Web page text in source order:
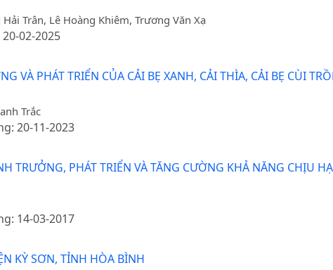
Trân, Lê Hoàng Khiêm, Trương Văn Xạ
02-2025
VÀ PHÁT TRIỂN CỦA CẢI BẸ XANH, CẢI THÌA, CẢI BẸ CÙI
Trắc
20-11-2023
TRƯỞNG, PHÁT TRIỂN VÀ TĂNG CƯỜNG KHẢ NĂNG CHỊU
14-03-2017
KỲ SƠN, TỈNH HÒA BÌNH